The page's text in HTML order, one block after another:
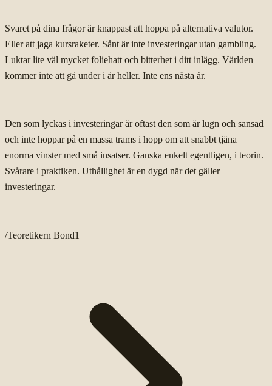
Svaret på dina frågor är knappast att hoppa på alternativa valutor.
Eller att jaga kursraketer. Sånt är inte investeringar utan gambling.
Luktar lite väl mycket foliehatt och bitterhet i ditt inlägg. Världen
kommer inte att gå under i år heller. Inte ens nästa år.
Den som lyckas i investeringar är oftast den som är lugn och sansad
och inte hoppar på en massa trams i hopp om att snabbt tjäna
enorma vinster med små insatser. Ganska enkelt egentligen, i teorin.
Svårare i praktiken. Uthållighet är en dygd när det gäller
investeringar.
/Teoretikern Bond1